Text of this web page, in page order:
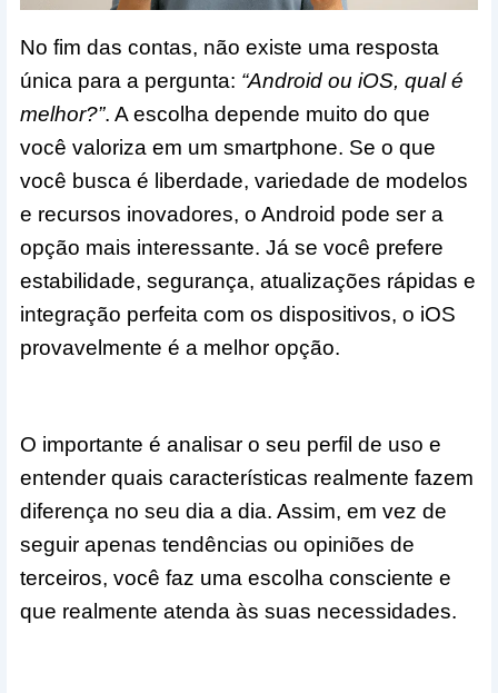
No fim das contas, não existe uma resposta
única para a pergunta: “Android ou iOS, qual é
melhor?”. A escolha depende muito do que
você valoriza em um smartphone. Se o que
você busca é liberdade, variedade de modelos
e recursos inovadores, o Android pode ser a
opção mais interessante. Já se você prefere
estabilidade, segurança, atualizações rápidas e
integração perfeita com os dispositivos, o iOS
provavelmente é a melhor opção.
O importante é analisar o seu perfil de uso e
entender quais características realmente fazem
diferença no seu dia a dia. Assim, em vez de
seguir apenas tendências ou opiniões de
terceiros, você faz uma escolha consciente e
que realmente atenda às suas necessidades.